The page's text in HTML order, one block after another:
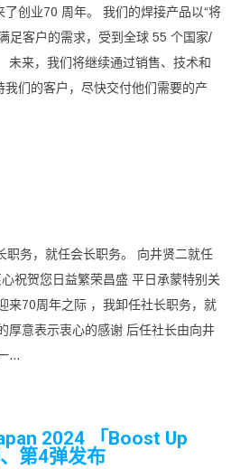
了创业70 周年。 我们的焊接产品以“将
足客户的需求，受到全球 55 个国家/
来，我们将继续通过销售、技术和
们的客户，尽快交付他们需要的产
职务，就任会长职务。 向井贤二就任
贺您日益繁荣昌盛 平日承蒙特别关
来70周年之际 ，我卸任社长职务，就
厚意表示衷心的感谢 后任社长由向井
…
2024 「Boost Up
第4弹发布